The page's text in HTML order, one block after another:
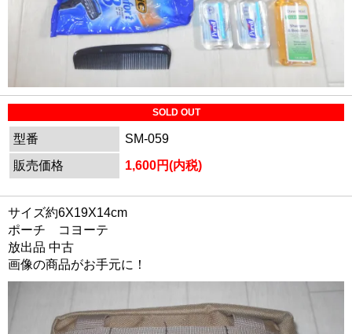
SOLD OUT
型番
SM-059
販売価格
1,600円(内税)
サイズ約6X19X14cm
ポーチ コヨーテ
放出品 中古
画像の商品がお手元に！